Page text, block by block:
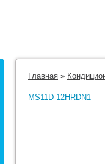
Главная »
MS11D-12HRDN1